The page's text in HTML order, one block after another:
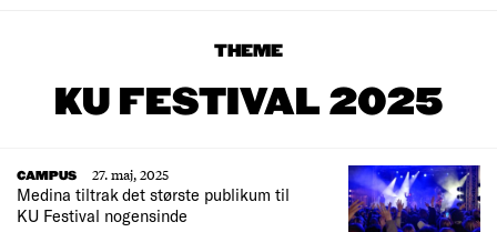
THEME
KU FESTIVAL 2025
CAMPUS
27. maj, 2025
Medina tiltrak det største publikum til
KU Festival nogensinde